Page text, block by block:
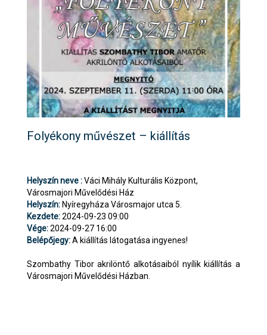
Folyékony művészet – kiállítás
Helyszín neve :Váci Mihály Kulturális Központ,
Városmajori Művelődési Ház
Helyszín: Nyíregyháza Városmajor utca 5.
Kezdete:2024-09-23 09:00
Vége:2024-09-27 16:00
Belépőjegy:A kiállítás látogatása ingyenes!
Szombathy Tibor akrilöntő alkotásaiból nyílik kiállítás a
Városmajori Művelődési Házban.